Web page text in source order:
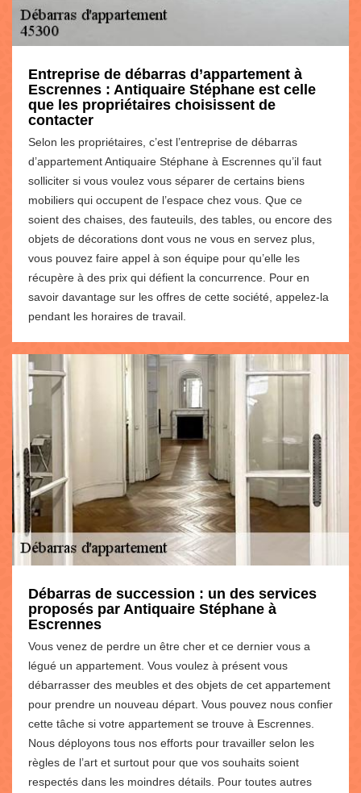
Entreprise de débarras d’appartement à
Escrennes : Antiquaire Stéphane est celle
que les propriétaires choisissent de
contacter
Selon les propriétaires, c’est l’entreprise de débarras
d’appartement Antiquaire Stéphane à Escrennes qu’il faut
solliciter si vous voulez vous séparer de certains biens
mobiliers qui occupent de l’espace chez vous. Que ce
soient des chaises, des fauteuils, des tables, ou encore des
objets de décorations dont vous ne vous en servez plus,
vous pouvez faire appel à son équipe pour qu’elle les
récupère à des prix qui défient la concurrence. Pour en
savoir davantage sur les offres de cette société, appelez-la
pendant les horaires de travail.
Débarras de succession : un des services
proposés par Antiquaire Stéphane à
Escrennes
Vous venez de perdre un être cher et ce dernier vous a
légué un appartement. Vous voulez à présent vous
débarrasser des meubles et des objets de cet appartement
pour prendre un nouveau départ. Vous pouvez nous confier
cette tâche si votre appartement se trouve à Escrennes.
Nous déployons tous nos efforts pour travailler selon les
règles de l’art et surtout pour que vos souhaits soient
respectés dans les moindres détails. Pour toutes autres